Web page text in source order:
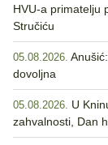
HVU-a primatelju
Stručiću
05.08.2026.
dovoljna
05.08.2026. U
zahvalnosti, Dan